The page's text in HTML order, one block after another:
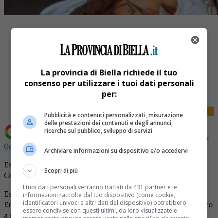
Share
Tweet
Aggiungi La Provincia di Biella come
Fonte preferita su
Google
Esce dalla discoteca e muore: giallo per Annunziata
Colurciello 24 anni residente in provincia di Novara.
Esce dalla discoteca poi muore da un amico
Era appena uscita da un locale notturno quando ha iniziato
a sentirsi poco bene. Qualche ora dopo Annunziata
La provincia di Biella richiede il tuo
consenso per utilizzare i tuoi dati personali
per:
Pubblicità e contenuti personalizzati, misurazione
delle prestazioni dei contenuti e degli annunci,
ricerche sul pubblico, sviluppo di servizi
Archiviare informazioni su dispositivo e/o accedervi
Scopri di più
I tuoi dati personali verranno trattati da 431 partner e le
informazioni raccolte dal tuo dispositivo (come cookie,
identificatori univoci e altri dati del dispositivo) potrebbero
essere condivise con questi ultimi, da loro visualizzate e